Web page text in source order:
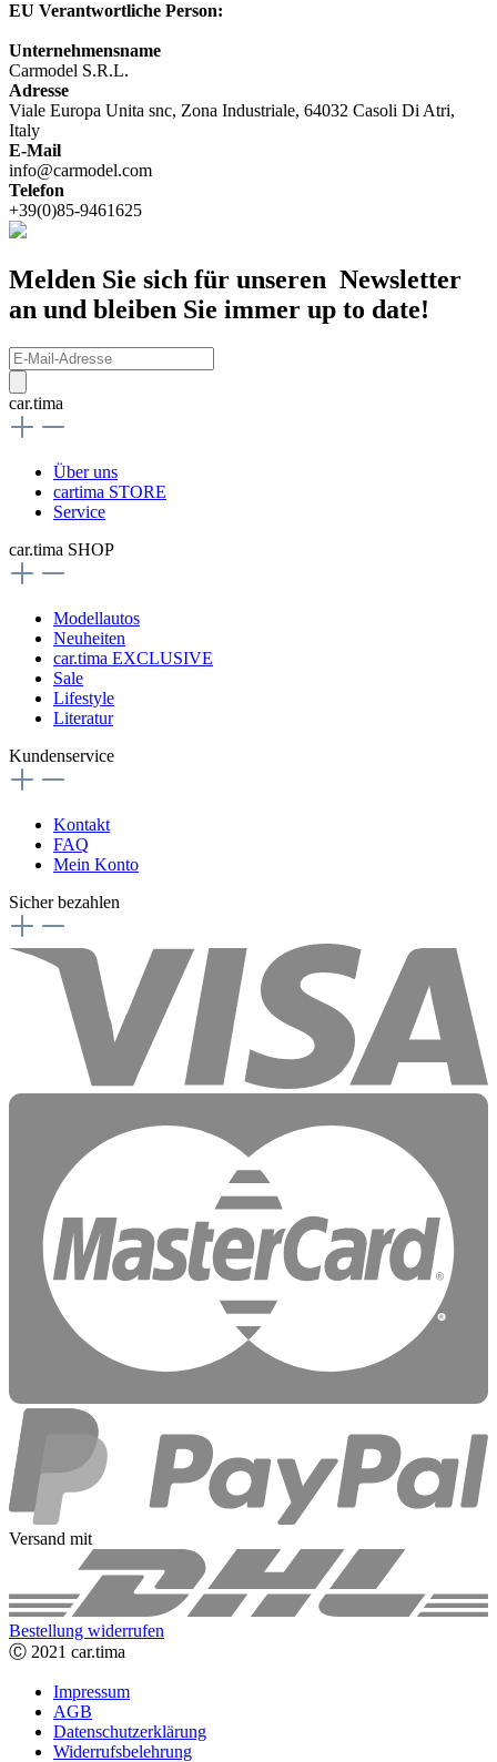
EU Verantwortliche Person:
Unternehmensname
Carmodel S.R.L.
Adresse
Viale Europa Unita snc, Zona Industriale, 64032 Casoli Di Atri,
Italy
E-Mail
info@carmodel.com
Telefon
+39(0)85-9461625
Melden Sie sich für unseren Newsletter
an und bleiben Sie immer up to date!
car.tima
Über uns
cartima STORE
Service
car.tima SHOP
Modellautos
Neuheiten
car.tima EXCLUSIVE
Sale
Lifestyle
Literatur
Kundenservice
Kontakt
FAQ
Mein Konto
Sicher bezahlen
Versand mit
Bestellung widerrufen
Ⓒ 2021 car.tima
Impressum
AGB
Datenschutzerklärung
Widerrufsbelehrung